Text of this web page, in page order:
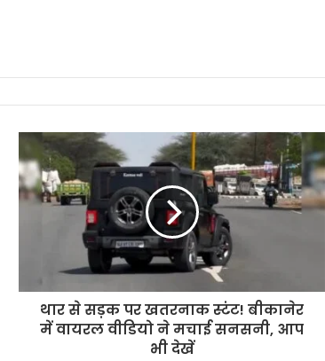
थार से सड़क पर खतरनाक स्टंट! बीकानेर
में वायरल वीडियो ने मचाई सनसनी, आप
भी देखें